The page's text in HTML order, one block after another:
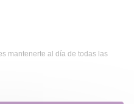
mantenerte al día de todas las